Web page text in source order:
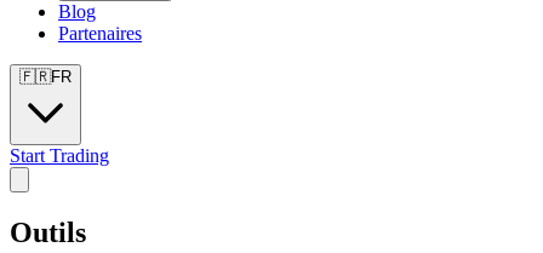
Blog
Partenaires
🇫🇷FR
Start Trading
Outils